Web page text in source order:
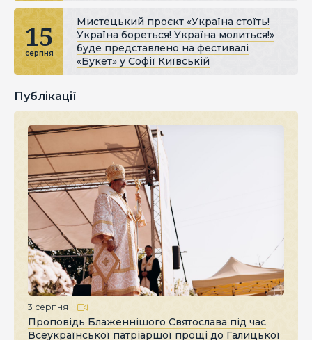
15
серпня
Мистецький проєкт «Україна стоїть!
Україна бореться! Україна молиться!»
буде представлено на фестивалі
«Букет» у Софії Київській
Публікації
3 серпня
Проповідь Блаженнішого Святослава під час
Всеукраїнської патріаршої прощі до Галицької